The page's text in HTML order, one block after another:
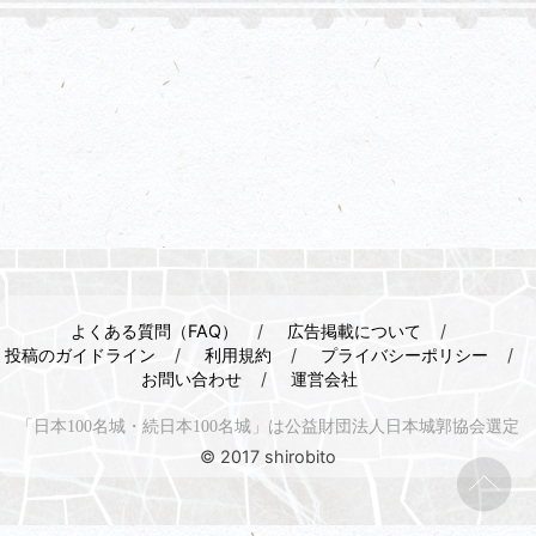
よくある質問（FAQ）
広告掲載について
投稿のガイドライン
利用規約
プライバシーポリシー
お問い合わせ
運営会社
「日本100名城・続日本100名城」は公益財団法人日本城郭協会選定
© 2017 shirobito